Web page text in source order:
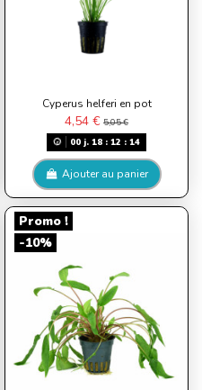
Cyperus helferi en pot
4,54 €5,05 €
00j. 18: 12 : 13
Ajouter au panier
Promo !
-10%